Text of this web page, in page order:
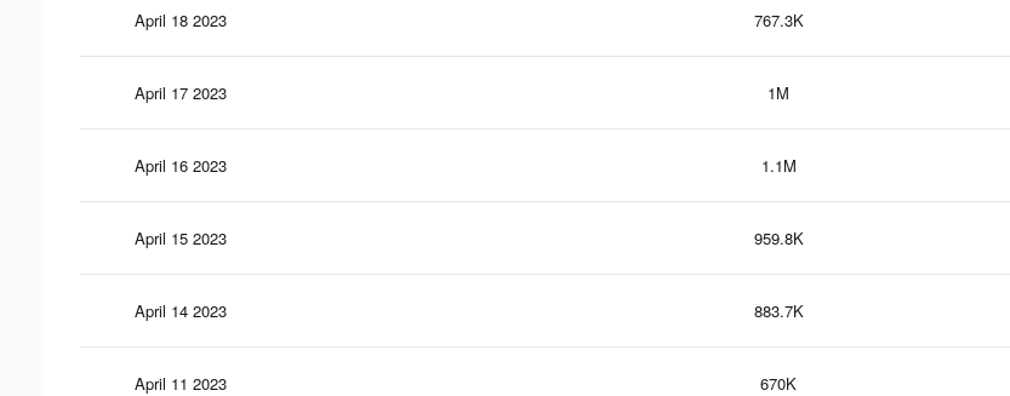
April 18 2023 767.3K
April 17 2023 1M
April 16 2023 1.1M
April 15 2023 959.8K
April 14 2023 883.7K
April 11 2023 670K